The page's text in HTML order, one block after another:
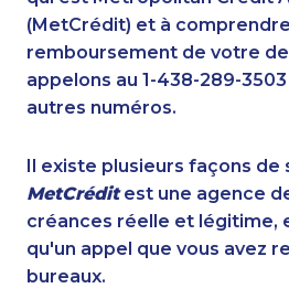
(MetCrédit) et à
remboursement de votre
appelons au 1-438-289-
autres numéros.
Il existe plusieurs façons de
MetCréditest une agence
créances réelle et légitime,
qu'un appel que vous avez
bureaux.